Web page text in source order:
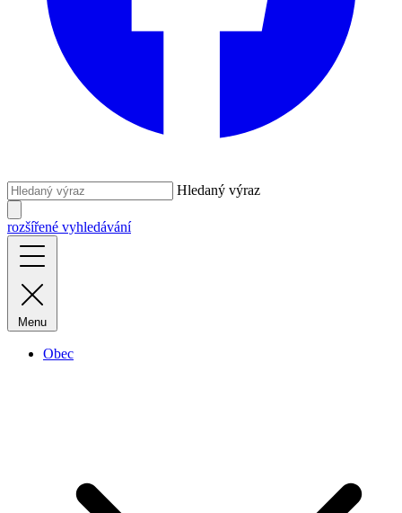
Hledaný výraz
rozšířené vyhledávání
Menu
Obec